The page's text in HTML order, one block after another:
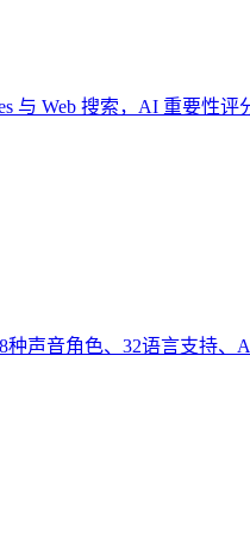
与 Web 搜索，AI 重要性
声音角色、32语言支持